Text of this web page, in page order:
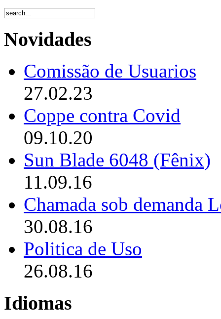
Novidades
Comissão de Usuarios
27.02.23
Coppe contra Covid
09.10.20
Sun Blade 6048 (Fênix)
11.09.16
Chamada sob demanda
30.08.16
Politica de Uso
26.08.16
Idiomas